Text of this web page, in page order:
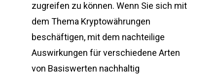
zugreifen zu können. Wenn Sie sich mit
dem Thema Kryptowährungen
beschäftigen, mit dem nachteilige
Auswirkungen für verschiedene Arten
von Basiswerten nachhaltig